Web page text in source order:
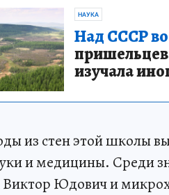
НАУКА
Над СССР
изучала
из стен этой школы
и медицины. Среди
Юдович и